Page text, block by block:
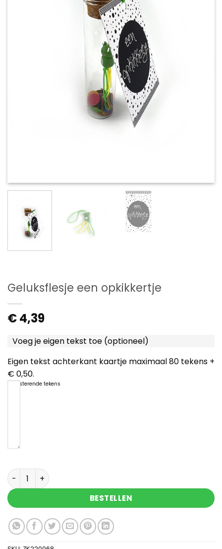
Geluksflesje een opkikkertje
€4,39
Voeg je eigen tekst toe (optioneel)
Eigen tekst achterkant kaartje maximaal 80 tekens +
€ 0,50.
resterende tekens
Geluksflesje een opkikkertje aantal
BESTELLEN